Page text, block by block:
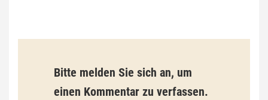
9
3
Bitte melden Sie sich an, um
einen Kommentar zu verfassen.